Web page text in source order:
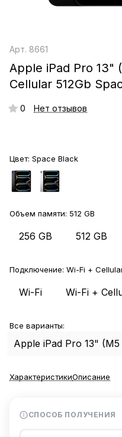
Арт. 8661
Apple iPad Pro 13"
Cellular 512Gb
0 Нет отзывов
Цвет: Space Black
Объем памяти: 512 GB
256 GB 512 GB
Подключение: Wi-Fi +
Wi-Fi Wi-Fi +
Все варианты:
ХарактеристикиОписание
СПОСОБ ПОЛУЧЕНИЯ